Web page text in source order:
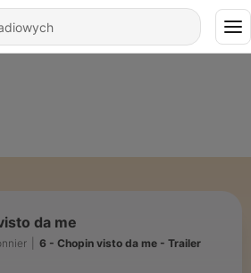
da me
6 - Chopin visto da me - Trailer